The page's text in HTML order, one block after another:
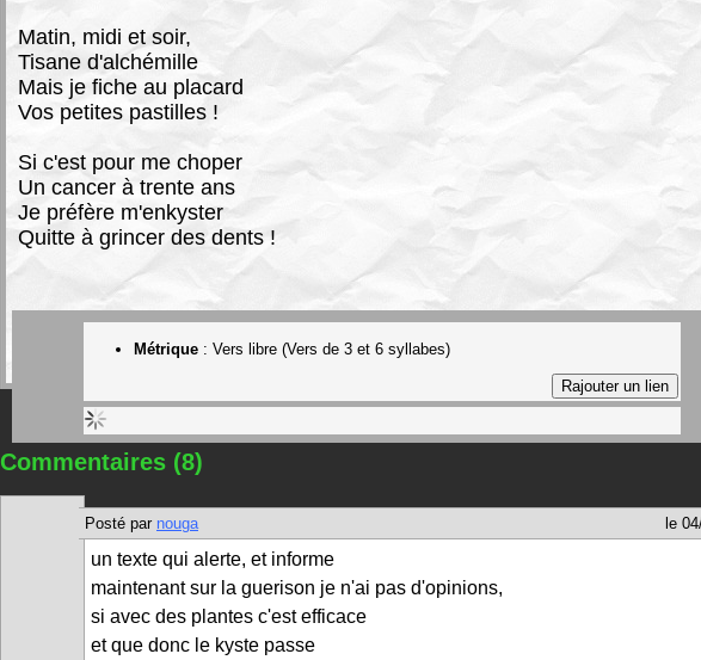
Matin, midi et soir,
Tisane d'alchémille
Mais je fiche au placard
Vos petites pastilles !
Si c'est pour me choper
Un cancer à trente ans
Je préfère m'enkyster
Quitte à grincer des dents !
Métrique : Vers libre (Vers de 3 et 6 syllabes)
Commentaires (8)
Posté par nouga le
un texte qui alerte, et informe
maintenant sur la guerison je n'ai pas d'opinions,
si avec des plantes c'est efficace
et que donc le kyste passe